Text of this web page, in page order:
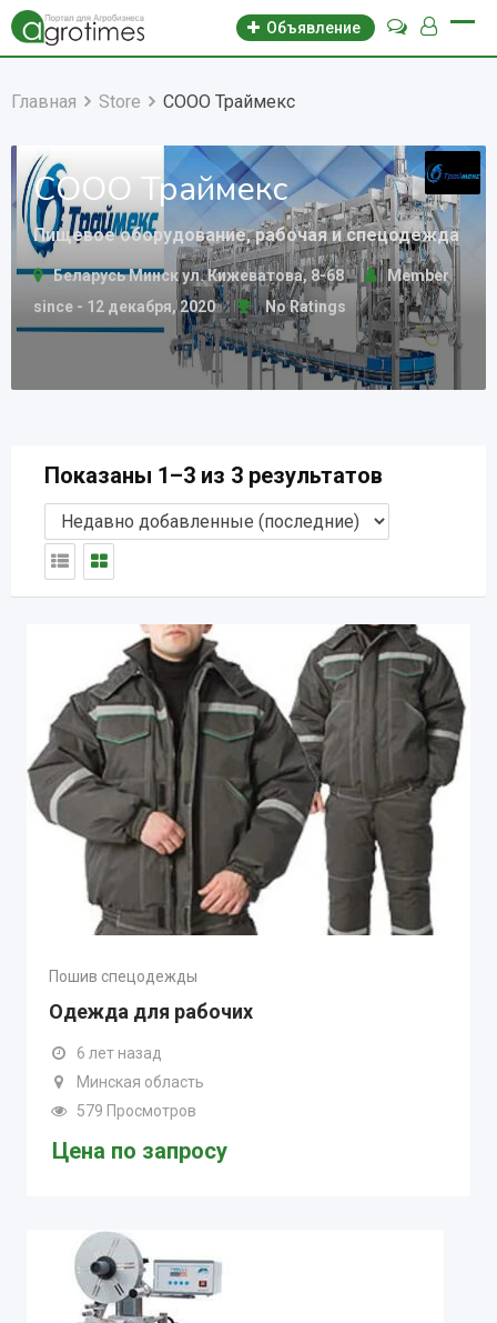
Объявление
Главная Store СООО Траймекс
СООО Траймекс
Пищевое оборудование, рабочая и спецодежда
Беларусь Минск ул. Кижеватова, 8-68
Member
since - 12 декабря, 2020
No Ratings
Показаны 1–3 из 3 результатов
Пошив спецодежды
Одежда для рабочих
6 лет назад
Минская область
579 Просмотров
Цена по запросу